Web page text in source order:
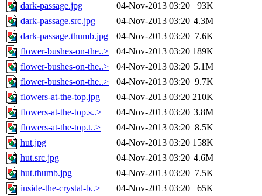
dark-passage.jpg
04-Nov-2013 03:20
93K
dark-passage.src.jpg
04-Nov-2013 03:20 4.3M
dark-passage.thumb.jpg
04-Nov-2013 03:20 7.6K
flower-bushes-on-the..>
04-Nov-2013 03:20 189K
flower-bushes-on-the..>
04-Nov-2013 03:20 5.1M
flower-bushes-on-the..>
04-Nov-2013 03:20 9.7K
flowers-at-the-top.jpg
04-Nov-2013 03:20 210K
flowers-at-the-top.s..>
04-Nov-2013 03:20 3.8M
flowers-at-the-top.t..>
04-Nov-2013 03:20 8.5K
hut.jpg
04-Nov-2013 03:20 158K
hut.src.jpg
04-Nov-2013 03:20 4.6M
hut.thumb.jpg
04-Nov-2013 03:20 7.5K
inside-the-crystal-b..>
04-Nov-2013 03:20
65K